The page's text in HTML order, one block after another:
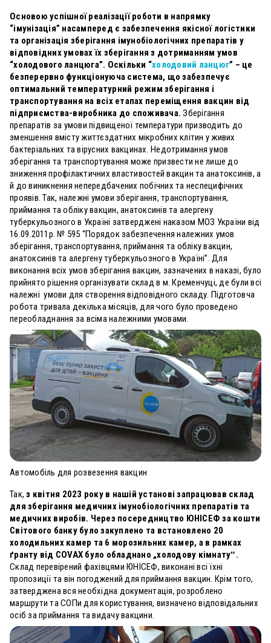
Основою успішної реалізації роботи в напрямку
“імунізація” насамперед є забезпечення якісної логістики
та організація зберігання імунобіологічних препаратів у
відповідних умовах їх зберігання з дотриманням умов
“холодового ланцюга”. Оскільки “холодовий ланцюг” – це
безперервно функціонуюча система, що забезпечує
оптимальний температурний режим зберігання і
транспортування на всіх етапах переміщення вакцин від
підприємства-виробника до споживача. Зберігання
препаратів за умови підвищеної температури призводить до
зменшення вмісту життєздатних мікробних клітин у живих
бактеріальних та вірусних вакцинах. Недотримання умов
зберігання та транспортування може призвести не лише до
зниження профілактичних властивостей вакцин та анатоксинів, а
й до виникнення непередбачених побічних та неспецифічних
проявів. Так, належні умови зберігання, транспортування,
приймання та обліку вакцин, анатоксинів та алергену
туберкульозного в Україні затверджені наказом МОЗ України від
16.09.2011р. № 595 “Порядок забезпечення належних умов
зберігання, транспортування, приймання та обліку вакцин,
анатоксинів та алергену туберкульозного в Україні”. Для
виконання всіх умов зберігання вакцин, зазначених в наказі, було
прийнято рішення організувати склад в м. Кременчуці, де були всі
належні умови для створення відповідного складу. Підготовча
робота тривала декілька місяців, для чого було проведено
переобладнання за всіма належними умовами.
Автомобіль для розвезення вакцин
Так,з квітня 2023 року в нашій установі запрацював склад
для зберігання медичних імунобіологічних препаратів та
медичних виробів. Через посередництво ЮНІСЕФ за кошти
Світового банку було закуплено та встановлено 20
холодильних камер та 6 морозильних камер, а в рамках
ґранту від COVAX було обладнано „холодову кімнатуˮ.
Склад перевірений фахівцями ЮНІСЕФ, виконані всі їхні
пропозиції та він погоджений для приймання вакцин. Крім того,
затверджена вся необхідна документація, розроблено
маршрути та СОПи для користування, визначено відповідальних
осіб за приймання та видачу вакцини.